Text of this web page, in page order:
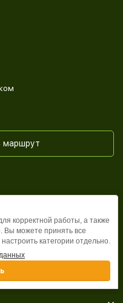
маршрут
корректной работы, а также
Вы можете принять все
категории отдельно.